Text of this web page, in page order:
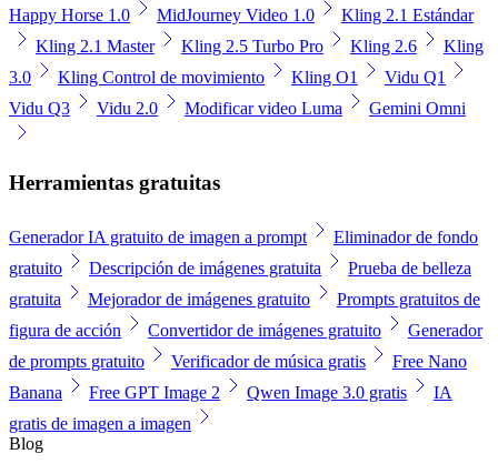
Happy Horse 1.0
MidJourney Video 1.0
Kling 2.1 Estándar
Kling 2.1 Master
Kling 2.5 Turbo Pro Kling 2.6
Kling
3.0
Kling Control de movimiento Kling O1
Vidu Q1
Vidu Q3
Vidu 2.0 Modificar video Luma Gemini Omni
Herramientas gratuitas
Generador IA gratuito de imagen a prompt
Eliminador de fondo
gratuito
Descripción de imágenes gratuita
Prueba de belleza
gratuita
Mejorador de imágenes gratuito
Prompts gratuitos de
figura de acción
Convertidor de imágenes gratuito
Generador
de prompts gratuito
Verificador de música gratis
Free Nano
Banana
Free GPT Image 2 Qwen Image 3.0 gratis
IA
gratis de imagen a imagen
Blog